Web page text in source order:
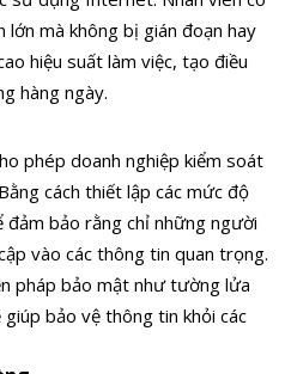
mà không bị gián đoạn hay
hiệu suất làm việc, tạo điều
hàng ngày.
phép doanh nghiệp kiểm soát
cách thiết lập các mức độ
đảm bảo rằng chỉ những người
vào các thông tin quan trọng.
pháp bảo mật như tường lửa
bảo vệ thông tin khỏi các